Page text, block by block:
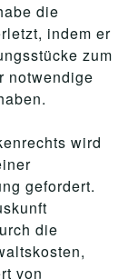
die
indem er
zum
notwendige
wird
gefordert.
die
von